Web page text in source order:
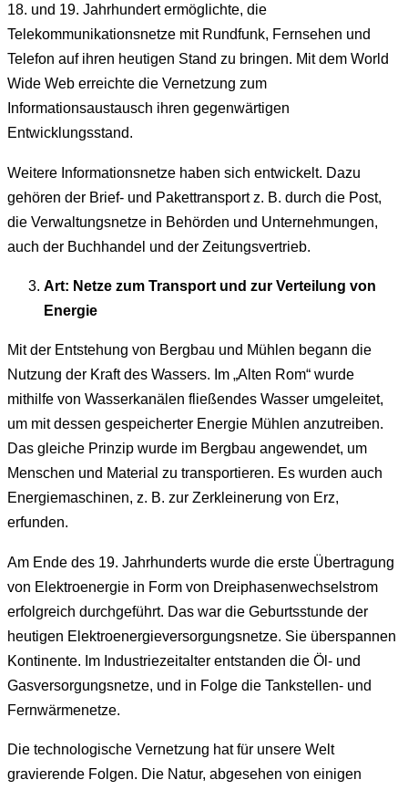
18. und 19. Jahrhundert ermöglichte, die
Telekommunikationsnetze mit Rundfunk, Fernsehen und
Telefon auf ihren heutigen Stand zu bringen. Mit dem World
Wide Web erreichte die Vernetzung zum
Informationsaustausch ihren gegenwärtigen
Entwicklungsstand.
Weitere Informationsnetze haben sich entwickelt. Dazu
gehören der Brief- und Pakettransport z. B. durch die Post,
die Verwaltungsnetze in Behörden und Unternehmungen,
auch der Buchhandel und der Zeitungsvertrieb.
Art: Netze zum Transport und zur Verteilung von
Energie
Mit der Entstehung von Bergbau und Mühlen begann die
Nutzung der Kraft des Wassers. Im „Alten Rom“ wurde
mithilfe von Wasserkanälen fließendes Wasser umgeleitet,
um mit dessen gespeicherter Energie Mühlen anzutreiben.
Das gleiche Prinzip wurde im Bergbau angewendet, um
Menschen und Material zu transportieren. Es wurden auch
Energiemaschinen, z. B. zur Zerkleinerung von Erz,
erfunden.
Am Ende des 19. Jahrhunderts wurde die erste Übertragung
von Elektroenergie in Form von Dreiphasenwechselstrom
erfolgreich durchgeführt. Das war die Geburtsstunde der
heutigen Elektroenergieversorgungsnetze. Sie überspannen
Kontinente. Im Industriezeitalter entstanden die Öl- und
Gasversorgungsnetze, und in Folge die Tankstellen- und
Fernwärmenetze.
Die technologische Vernetzung hat für unsere Welt
gravierende Folgen. Die Natur, abgesehen von einigen